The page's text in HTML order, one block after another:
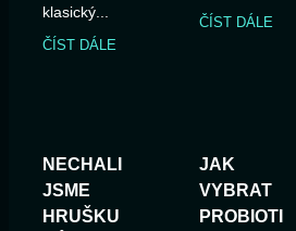
klasický...
ČÍST DÁLE
ČÍST DÁLE
NECHALI
JSME
HRUŠKU
JAK
VYBRAT
PROBIOTI